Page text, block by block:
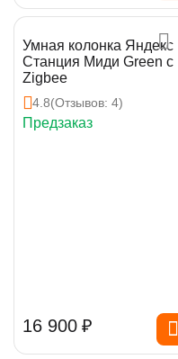
Умная колонка Яндекс
Станция Миди Green с
Zigbee
4.8(Отзывов: 4)
Предзаказ
16 900 ₽